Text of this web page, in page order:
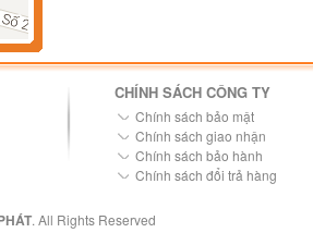
CHÍNH SÁCH CÔNG TY
Chính sách bảo mật
Chính sách giao nhận
Chính sách bảo hành
Chính sách đổi trả hàng
. All Rights Reserved